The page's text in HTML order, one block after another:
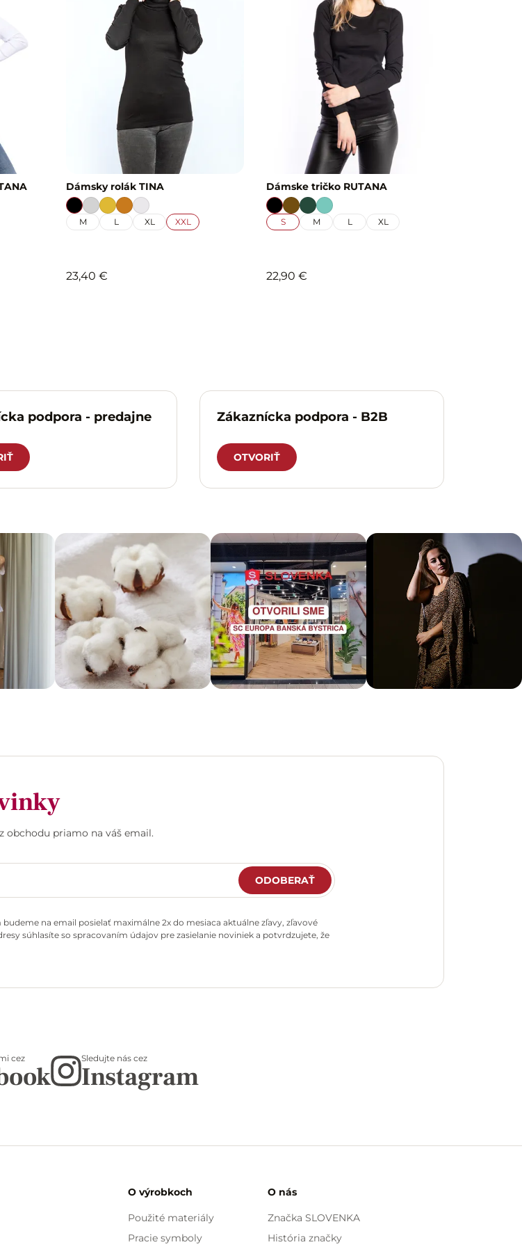
Dámsky rolák TINA
M L XL XXL
23,40 €
Dámske tričko RUTANA
S M L XL
22,90 €
podpora - predajne Zákaznícka podpora - B2B
OTVORIŤ
obchodu priamo na váš email.
ODOBERAŤ
na email posielať maximálne 2x do mesiaca aktuálne zľavy, zľavové
súhlasíte so spracovaním údajov pre zasielanie noviniek a potvrdzujete, že
cez Sledujte nás cez
Instagram
O výrobkoch
Použité materiály
Pracie symboly
O nás
Značka SLOVENKA
História značky